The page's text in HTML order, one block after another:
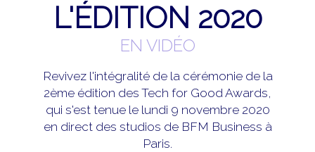
L'ÉDITION 2020
EN VIDÉO
Revivez l'intégralité de la cérémonie de la
2ème édition des Tech for Good Awards,
qui s'est tenue le lundi 9 novembre 2020
en direct des studios de BFM Business à
Paris.